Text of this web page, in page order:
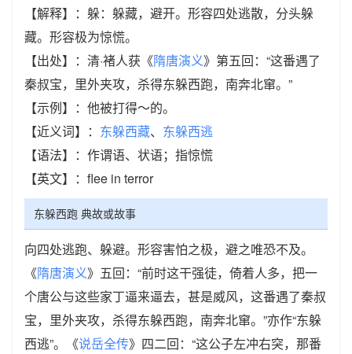
【解释】：躲：躲藏，避开。形容四处逃散，分头躲
藏。形容极为惊慌。
【出处】：清·褚人获《隋唐演义》第五回：“这番遇了
秦叔宝，里外夹攻，杀得东躲西跑，南奔北窜。”
【示例】：他被打得～的。
【近义词】： 东躲西藏、 东躲西逃
【语法】：作谓语、状语；指惊慌
【英文】：flee in terror
东躲西跑 典故或故事
向四处逃跑、躲避。形容害怕之极，避之唯恐不及。
《隋唐演义》五回：“前时这干强徒，倚着人多，把一
个唐公与这些家丁逼来逼去，甚是威风，这番遇了秦叔
宝，里外夹攻，杀得东躲西跑，南奔北窜。”亦作“东躲
西逃”。《说岳全传》四二回：“这公子左冲右突，那番